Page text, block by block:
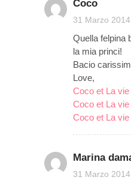
Coco
31 Marzo
Quella felpina
la mia princi!
Bacio
Love,
Coco et La
Coco et La
Coco et La
Marina
31 Marzo